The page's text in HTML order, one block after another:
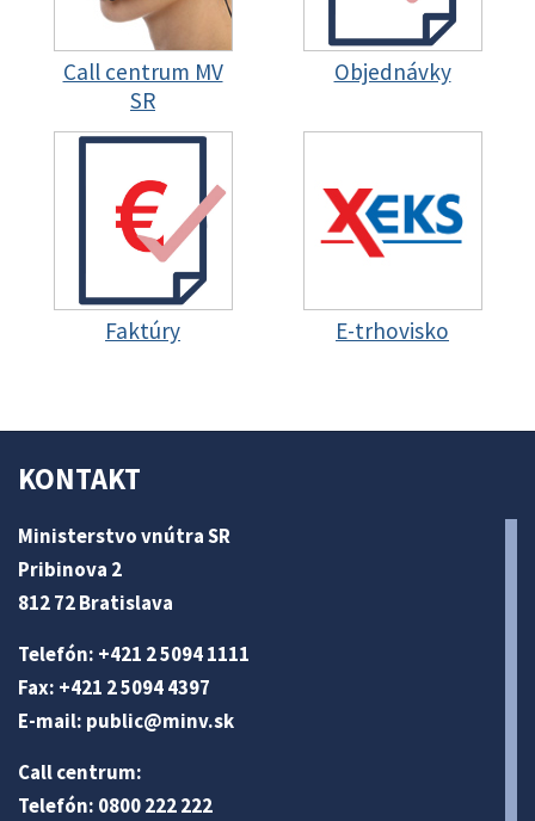
Call centrum MV
SR
Objednávky
Faktúry E-trhovisko
KONTAKT
Ministerstvo vnútra SR
Pribinova 2
812 72 Bratislava
Telefón: +421 2 5094 1111
Fax: +421 2 5094 4397
E-mail: public@minv.sk
Call centrum:
Telefón: 0800 222 222